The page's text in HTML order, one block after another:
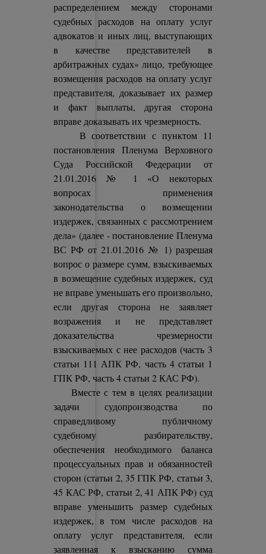
распределением между сторонами
судебных расходов на оплату услуг
адвокатов и иных лиц, выступающих
в качестве представителей в
арбитражных судах» лицо, требующее
возмещения расходов на оплату услуг
представителя, доказывает их размер
и факт выплаты, другая сторона
вправе доказывать их чрезмерность.
В соответствии с пунктом 11
постановления Пленума Верховного
Суда Российской Федерации от
21.01.2016 № 1 «О некоторых
вопросах применения
законодательства о возмещении
издержек, связанных с рассмотрением
дела» (далее - постановление Пленума
ВС РФ от 21.01.2016 № 1) разрешая
вопрос о размере сумм, взыскиваемых
в возмещение судебных издержек, суд
не вправе уменьшать его произвольно,
если другая сторона не заявляет
возражения и не представляет
доказательства чрезмерности
взыскиваемых с нее расходов (часть 3
статьи 111 АПК РФ, часть 4 статьи 1
ГПК РФ, часть 4 статьи 2 КАС РФ).
Вместе с тем в целях реализации
задачи судопроизводства по
справедливому публичному
судебному разбирательству,
обеспечения необходимого баланса
процессуальных прав и обязанностей
сторон (статьи 2, 35 ГПК РФ, статьи 3,
45 КАС РФ, статьи 2, 41 АПК РФ) суд
вправе уменьшить размер судебных
издержек, в том числе расходов на
оплату услуг представителя, если
заявленная к взысканию сумма